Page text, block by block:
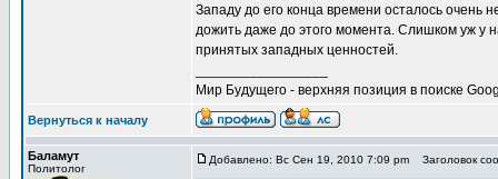
Западу до его конца времени осталось очень
дожить даже до этого момента. Слишком уж у
принятых западных ценностей.
Мир Будущего - верхняя позиция в поиске
Вернуться к началу
Баламут
Политолог
Добавлено: Вс Сен 19, 2010 7:09 pm Заголовок